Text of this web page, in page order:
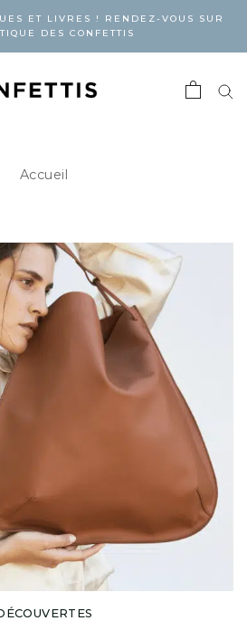
ET LIVRES ! RENDEZ-VOUS SUR
DES CONFETTIS
Accueil